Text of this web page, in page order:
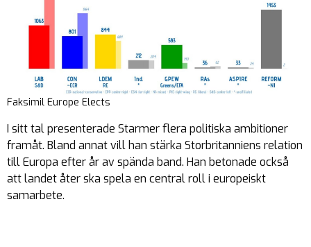
Faksimil Europe Elects
I sitt tal presenterade Starmer flera politiska ambitioner
framåt. Bland annat vill han stärka Storbritanniens relation
till Europa efter år av spända band. Han betonade också
att landet åter ska spela en central roll i europeiskt
samarbete.